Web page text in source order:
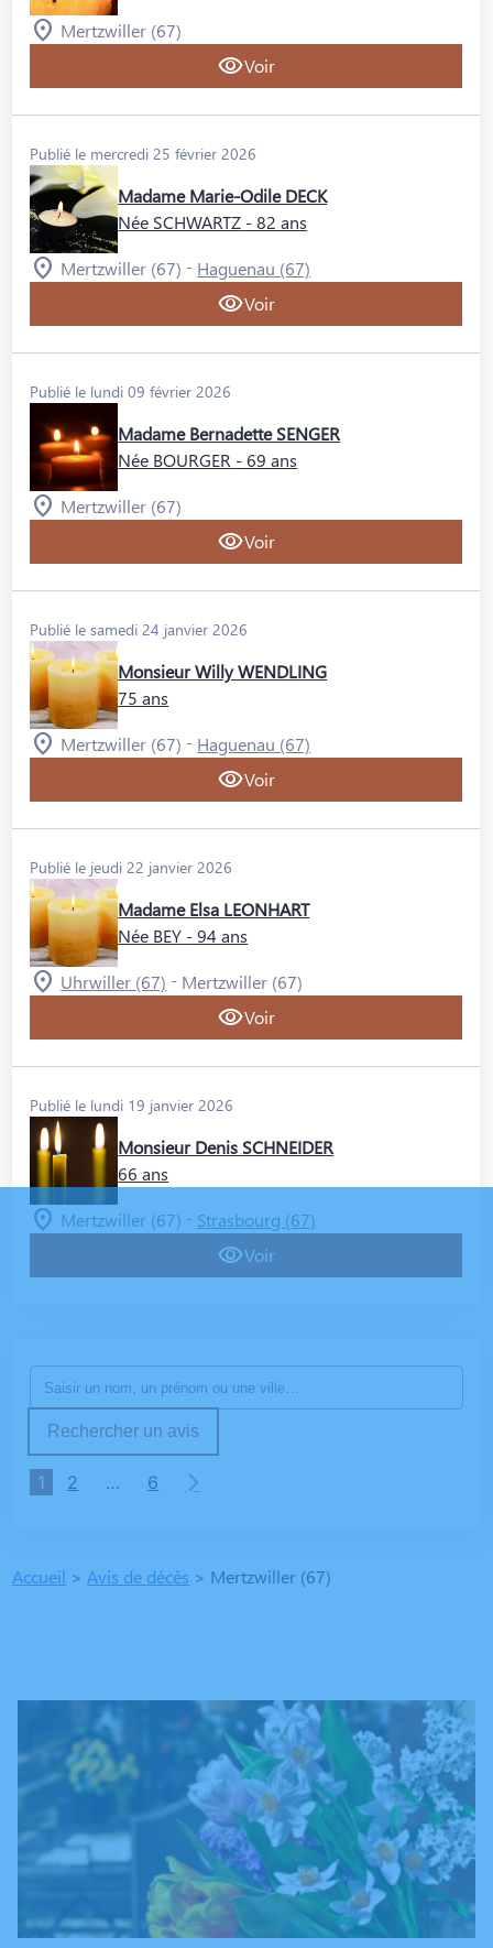
Mertzwiller (67)
Voir
Publié le mercredi 25 février 2026
Madame Marie-Odile DECK
Née SCHWARTZ - 82 ans
Mertzwiller (67) - Haguenau (67)
Voir
Publié le lundi 09 février 2026
Madame Bernadette SENGER
Née BOURGER - 69 ans
Mertzwiller (67)
Voir
Publié le samedi 24 janvier 2026
Monsieur Willy WENDLING
75 ans
Mertzwiller (67) - Haguenau (67)
Voir
Publié le jeudi 22 janvier 2026
Madame Elsa LEONHART
Née BEY - 94 ans
Uhrwiller (67) - Mertzwiller (67)
Voir
Publié le lundi 19 janvier 2026
Monsieur Denis SCHNEIDER
66 ans
Mertzwiller (67) - Strasbourg (67)
Voir
Rechercher un avis
1 2 … 6
Accueil > Avis de décès > Mertzwiller (67)